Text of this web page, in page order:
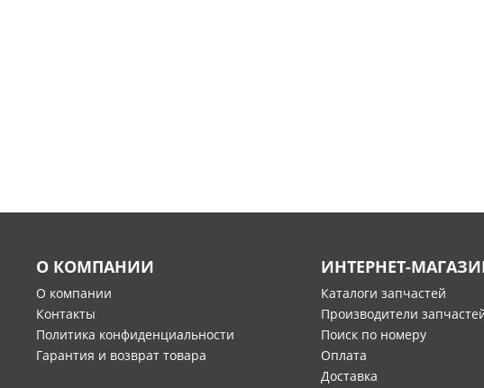
О КОМПАНИИ
О компании
Контакты
Политика конфиденциальности
Гарантия и возврат товара
ИНТЕРНЕТ-
Каталоги запчастей
Производители
Поиск по номеру
Оплата
Доставка